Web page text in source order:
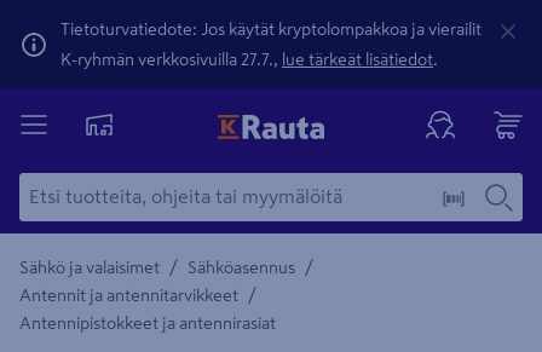
Tietoturvatiedote: Jos käytät kryptolompakkoa ja vierailit
K-ryhmän verkkosivuilla 27.7., lue tärkeät lisätiedot.
Sähkö ja valaisimet / Sähköasennus /
Antennit ja antennitarvikkeet /
Antennipistokkeet ja antennirasiat